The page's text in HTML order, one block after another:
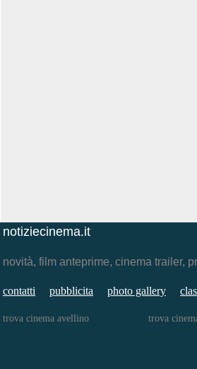
notiziecinema.it
novità, film anteprime, cinema trailer,
contatti pubblicita photo gallery
trova cinema avellino trova